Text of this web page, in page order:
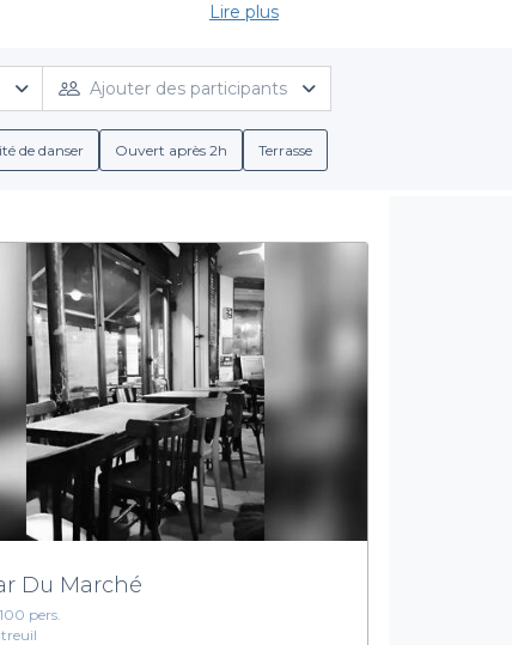
réservation en ligne simple et rapide via notre
une carte soigneusement sélectionnée de breuvages,
avez la certitude de trouver un établissement qui
événement.
Un appel pour votre prochaine soirée
pour organiser une sortie qui ravira vos invités. Grâce à
faire de votre événement un instant unique. Rendez-
qui feront de votre soirée un moment inoubliable !
Lire plus
Ajouter des participants
de danser Ouvert après 2h Terrasse
Du Marché
pers.